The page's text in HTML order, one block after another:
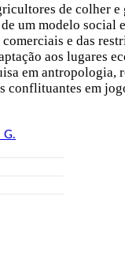
de colher
um modelo
e das
aos lugares
em antropologia,
conflituantes em
G.